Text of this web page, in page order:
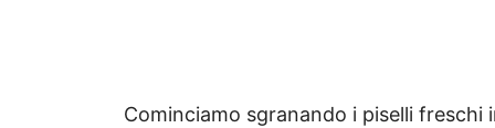
Cominciamo sgranando i piselli freschi